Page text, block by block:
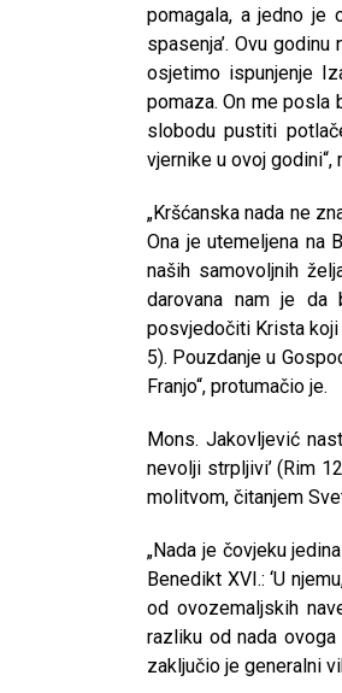
pomagala, a jedno je
spasenja’. Ovu
osjetimo ispunjenje
pomaza. On me posla
slobodu pustiti
vjernike u ovoj
„Kršćanska nada ne
Ona je utemeljena na
naših samovoljnih
darovana nam je
posvjedočiti Krista koji
5). Pouzdanje u
Franjo“, protumačio je.
Mons. Jakovljević
nevolji strpljivi’ (Rim
molitvom, čitanjem
„Nada je čovjeku
Benedikt XVI.: ‘U
od ovozemaljskih
razliku od nada
zaključio je generalni
CNAK
Kad se nasilje